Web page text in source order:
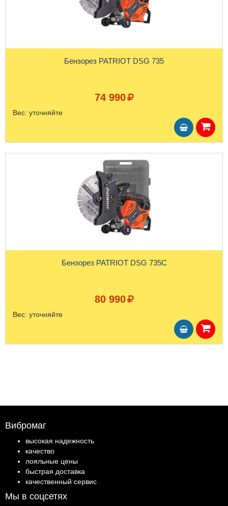
Бензорез PATRIOT DSG 735
74 990
Вес: уточняйте
Бензорез PATRIOT DSG 735С
80 990
Вес: уточняйте
Вибромаг
высокая надежность
качество
лояльные цены
быстрая доставка
качественный сервис
Мы в соцсетях